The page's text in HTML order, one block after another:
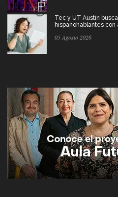
Tec y UT Austin
hispanohablantes con
05 Agosto 2026